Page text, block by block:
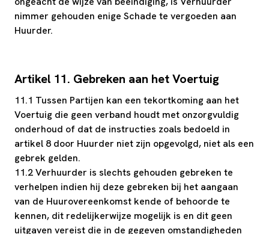
nimmer gehouden enige Schade te vergoeden aan
Huurder.
Artikel 11. Gebreken aan het Voertuig
11.1 Tussen Partijen kan een tekortkoming aan het
Voertuig die geen verband houdt met onzorgvuldig
onderhoud of dat de instructies zoals bedoeld in
artikel 8 door Huurder niet zijn opgevolgd, niet als een
gebrek gelden.
11.2 Verhuurder is slechts gehouden gebreken te
verhelpen indien hij deze gebreken bij het aangaan
van de Huurovereenkomst kende of behoorde te
kennen, dit redelijkerwijze mogelijk is en dit geen
uitgaven vereist die in de gegeven omstandigheden